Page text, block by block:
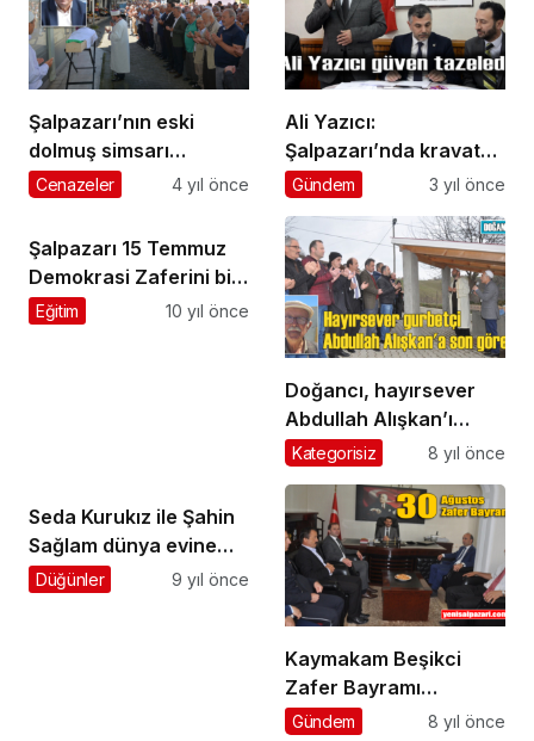
Şalpazarı’nın eski
dolmuş simsarı
Gencağa Çakır
Cenazeler 4 yıl önce
Ali Yazıcı:
Şalpazarı’nda kravat
siyasetine son
Gündem 3 yıl önce
Şalpazarı 15 Temmuz
Demokrasi Zaferini bir
kez daha kutladı
Eğitim 10 yıl önce
Doğancı, hayırsever
Abdullah Alışkan’ı
ebediyete uğurladı
Kategorisiz 8 yıl önce
Seda Kurukız ile Şahin
Sağlam dünya evine
girdi
Düğünler 9 yıl önce
Kaymakam Beşikci
Zafer Bayramı
tebriklerini kabul etti
Gündem 8 yıl önce